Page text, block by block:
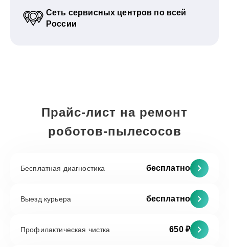
Сеть сервисных центров по всей
России
Прайс-лист на ремонт
роботов-пылесосов
Бесплатная диагностика бесплатно
Выезд курьера бесплатно
Профилактическая чистка 650 ₽